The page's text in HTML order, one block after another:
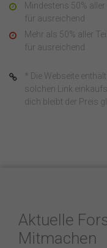
Mindestens 50%
für ausreichend
Mehr als 50% aller
für ausreichend
* Die Webseite
solchen Link
dich bleibt der Preis
Aktuelle
Mitmachen